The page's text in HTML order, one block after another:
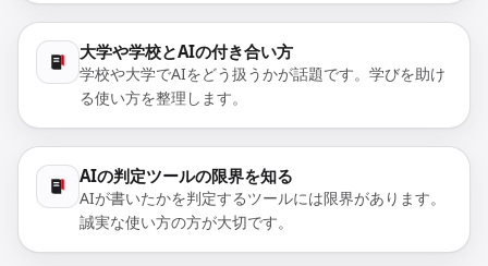
大学や学校とAIの付き合い方
学校や大学でAIをどう扱うかが話題です。学びを助け
る使い方を整理します。
AIの判定ツールの限界を知る
AIが書いたかを判定するツールには限界があります。
誠実な使い方の方が大切です。